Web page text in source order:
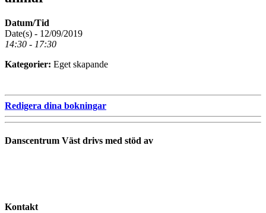
Datum/Tid
Date(s) - 12/09/2019
14:30 - 17:30
Kategorier: Eget skapande
Redigera dina bokningar
Danscentrum Väst drivs med stöd av
Kontakt